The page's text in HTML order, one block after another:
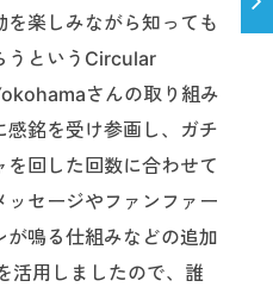
を楽しみながら知っても
うというCircular
さんの取り組み
感銘を受け参画し、ガチ
を回した回数に合わせて
ッセージやファンファー
が鳴る仕組みなどの追加
活用しましたので、誰